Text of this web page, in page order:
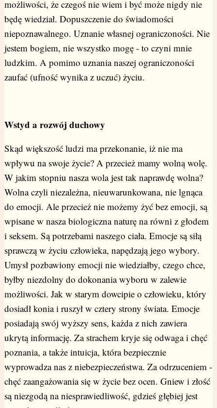
możliwości, że czegoś nie wiem i być może nigdy nie
będę wiedział. Dopuszczenie do świadomości
niepoznawalnego. Uznanie własnej ograniczoności. Nie
jestem bogiem, nie wszystko mogę - to czyni mnie
ludzkim. A pomimo uznania naszej ograniczoności
zaufać (ufność wynika z uczuć) życiu.
Wstyd a rozwój duchowy
Skąd większość ludzi ma przekonanie, iż nie ma
wpływu na swoje życie? A przecież mamy wolną wolę.
W jakim stopniu nasza wola jest tak naprawdę wolna?
Wolna czyli niezależna, nieuwarunkowana, nie lgnąca
do emocji. Ale przecież nie możemy żyć bez emocji, są
wpisane w nasza biologiczna naturę na równi z głodem
i seksem. Są potrzebami naszego ciała. Emocje są siłą
sprawczą w życiu człowieka, napędzają jego wybory.
Umysł pozbawiony emocji nie wiedziałby, czego chce,
byłby niezdolny do dokonania wyboru w zalewie
możliwości. Jak w starym dowcipie o człowieku, który
dosiadł konia i ruszył w cztery strony świata. Emocje
posiadają swój wyższy sens, każda z nich zawiera
ukrytą informację. Za strachem kryje się odwaga i chęć
poznania, a także intuicja, która bezpiecznie
wyprowadza nas z niebezpieczeństwa. Za odrzuceniem -
chęć zaangażowania się w życie bez ocen. Gniew i złość
są niezgodą na niesprawiedliwość, gdzieś głębiej jest